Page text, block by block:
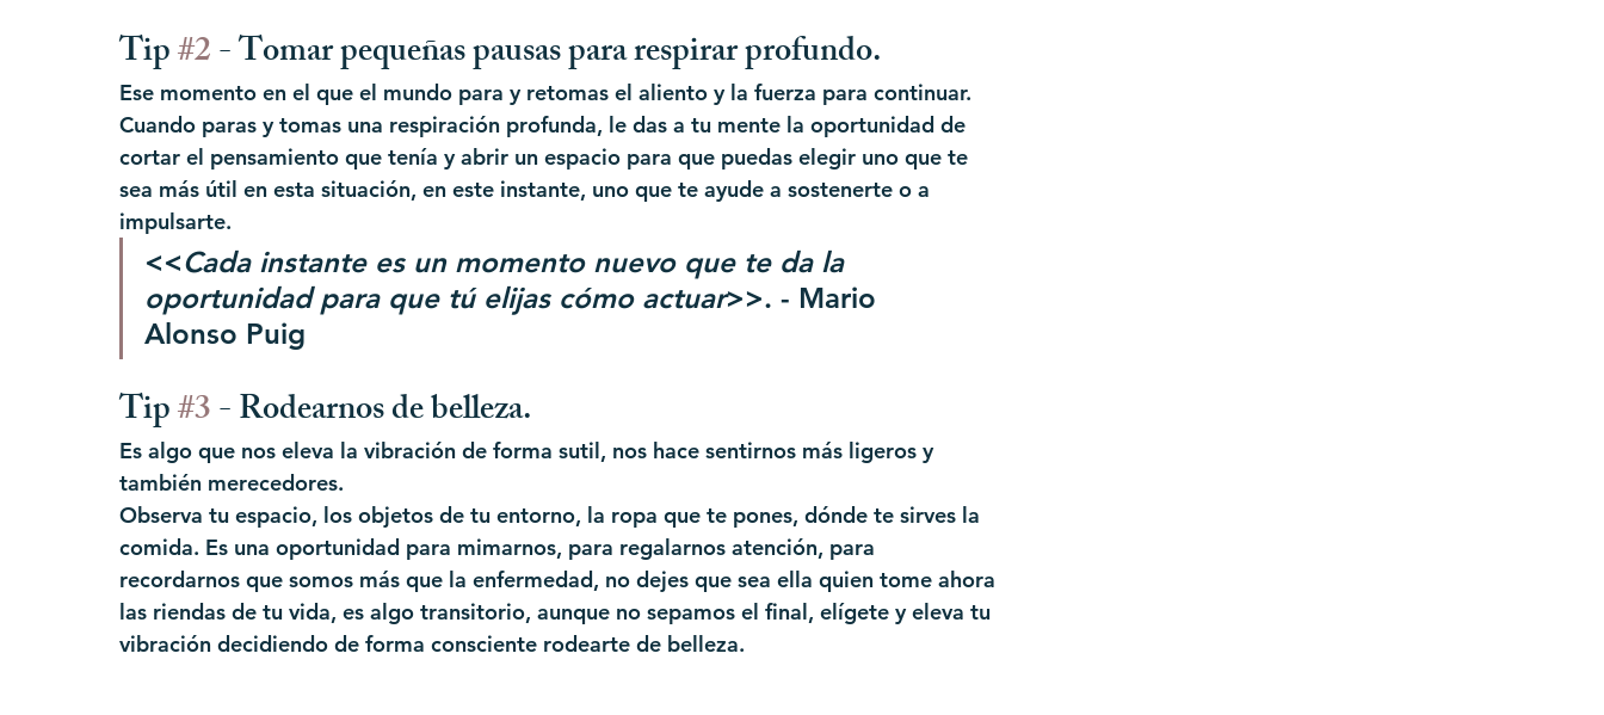
Tip #2 - Tomar pequeñas pausas para respirar profundo.
Ese momento en el que el mundo para y retomas el aliento y la fuerza para continuar.
Cuando paras y tomas una respiración profunda, le das a tu mente la oportunidad de
cortar el pensamiento que tenía y abrir un espacio para que puedas elegir uno que te
sea más útil en esta situación, en este instante, uno que te ayude a sostenerte o a
impulsarte.
<<Cada instante es un momento nuevo que te da la
oportunidad para que tú elijas cómo actuar>>. - Mario
Alonso Puig
Tip #3 - Rodearnos de belleza.
Es algo que nos eleva la vibración de forma sutil, nos hace sentirnos más ligeros y
también merecedores.
Observa tu espacio, los objetos de tu entorno, la ropa que te pones, dónde te sirves la
comida. Es una oportunidad para mimarnos, para regalarnos atención, para
recordarnos que somos más que la enfermedad, no dejes que sea ella quien tome ahora
las riendas de tu vida, es algo transitorio, aunque no sepamos el final, elígete y eleva tu
vibración decidiendo de forma consciente rodearte de belleza.